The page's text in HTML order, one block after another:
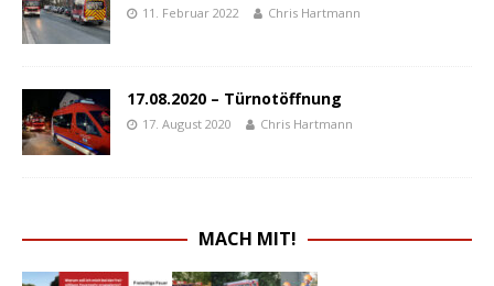
11. Februar 2022 Chris Hartmann
17.08.2020 – Türnotöffnung
17. August 2020 Chris Hartmann
MACH MIT!